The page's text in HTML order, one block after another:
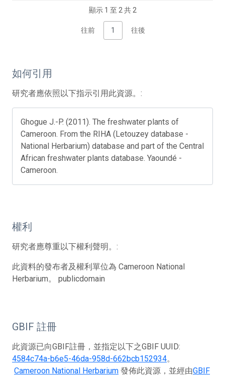
顯示 1 至 2 共 2
往前 1 往後
如何引用
研究者應依照以下指示引用此資源。:
Ghogue J.-P. (2011). The freshwater plants of
Cameroon. From the RIHA (Letouzey database -
National Herbarium) database and part of the Central
African freshwater plants database. Yaoundé -
Cameroon.
權利
研究者應尊重以下權利聲明。:
此資料的發布者及權利單位為 Cameroon National
Herbarium。 publicdomain
GBIF 註冊
此資源已向GBIF註冊，並指定以下之GBIF UUID:
4584c74a-b6e5-46da-958d-662bcb152934。
Cameroon National Herbarium 發佈此資源，並經由GBIF